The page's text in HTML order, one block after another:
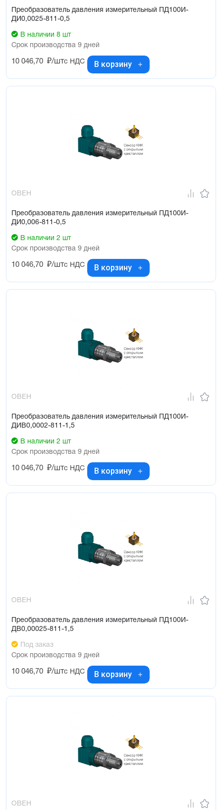
Преобразователь давления измерительный ПД100И-
ДИ0,0025-811-0,5
В наличии 8 шт
Срок производства 9 дней
10 046,70 ₽/штс НДС В корзину
ОВЕН
Преобразователь давления измерительный ПД100И-
ДИ0,006-811-0,5
В наличии 2 шт
Срок производства 9 дней
10 046,70 ₽/штс НДС В корзину
ОВЕН
Преобразователь давления измерительный ПД100И-
ДИВ0,0002-811-1,5
В наличии 2 шт
Срок производства 9 дней
10 046,70 ₽/штс НДС В корзину
ОВЕН
Преобразователь давления измерительный ПД100И-
ДВ0,00025-811-1,5
Под заказ
Срок производства 9 дней
10 046,70 ₽/штс НДС В корзину
ОВЕН